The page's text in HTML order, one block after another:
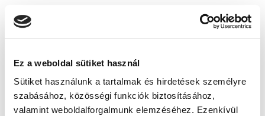
Ez a weboldal sütiket használ
Sütiket használunk a tartalmak és hirdetések személyre
szabásához, közösségi funkciók biztosításához,
valamint weboldalforgalmunk elemzéséhez. Ezenkívül